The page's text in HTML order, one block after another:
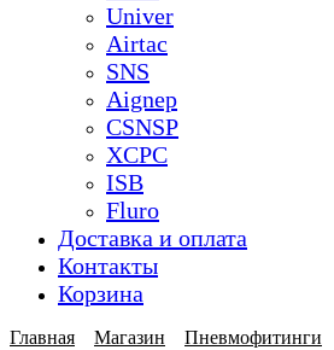
Univer
Airtac
SNS
Aignep
CSNSP
XCPC
ISB
Fluro
Доставка и оплата
Контакты
Корзина
Главная Магазин Пневмофитинги